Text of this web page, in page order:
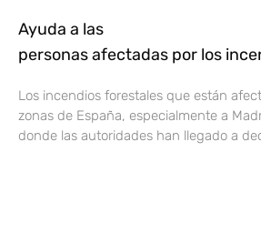
Ayuda a las
personas afectadas por los
Los incendios forestales que están
zonas de España, especialmente a
donde las autoridades han llegado a